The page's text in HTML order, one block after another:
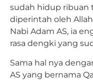
sudah hidup ribuan
diperintah oleh
Nabi Adam AS, ia
rasa dengki yang
Sama hal nya
AS yang bernama